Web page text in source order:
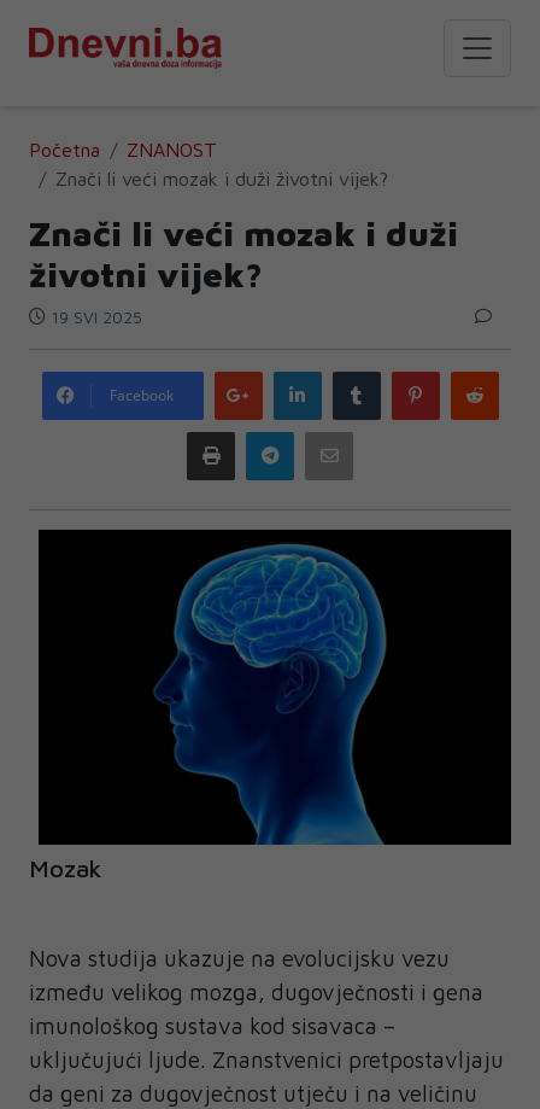
Početna
ZNANOST
Znači li veći mozak i duži životni vijek?
Znači li veći mozak i duži
životni vijek?
19 SVI 2025
Facebook
Google
plus
LinkedIn Tumblr Pinterest
Print Telegram
Mozak
Nova studija ukazuje na evolucijsku vezu
između velikog mozga, dugovječnosti i gena
imunološkog sustava kod sisavaca –
uključujući ljude. Znanstvenici pretpostavljaju
da geni za dugovječnost utječu i na veličinu